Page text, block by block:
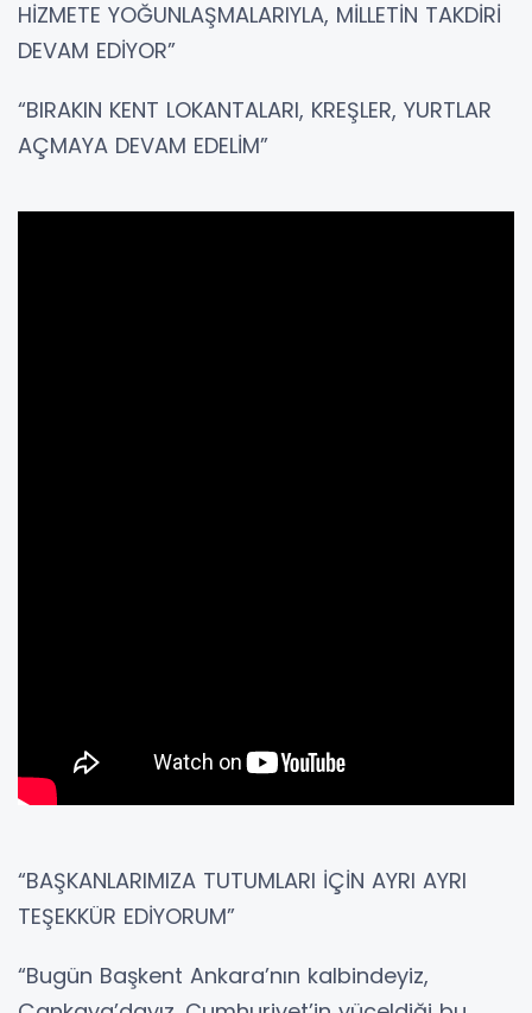
HİZMETE YOĞUNLAŞMALARIYLA, MİLLETİN TAKDİRİ
DEVAM EDİYOR”
“BIRAKIN KENT LOKANTALARI, KREŞLER, YURTLAR
AÇMAYA DEVAM EDELİM”
“BAŞKANLARIMIZA TUTUMLARI İÇİN AYRI AYRI
TEŞEKKÜR EDİYORUM”
“Bugün Başkent Ankara’nın kalbindeyiz,